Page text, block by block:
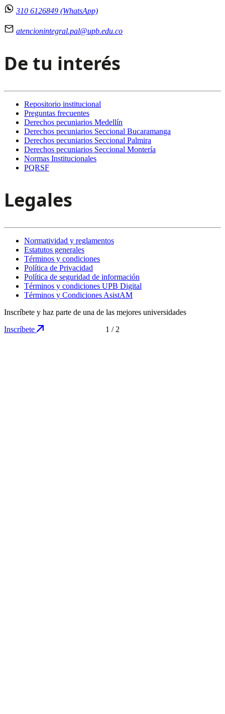
1 / 2
310 6126849 (WhatsApp)
atencionintegral.pal@upb.edu.co
De tu interés
Repositorio institucional
Preguntas frecuentes
Derechos pecuniarios Medellín
Derechos pecuniarios Seccional Bucaramanga
Derechos pecuniarios Seccional Palmira
Derechos pecuniarios Seccional Montería
Normas Institucionales
PQRSF
Legales
Normatividad y reglamentos
Estatutos generales
Términos y condiciones
Política de Privacidad
Política de seguridad de información
Términos y condiciones UPB Digital
Términos y Condiciones AsistAM
Inscríbete y haz parte de una de las mejores universidades
Inscríbete